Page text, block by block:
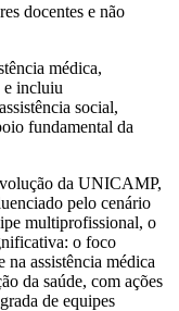
docentes e não
médica,
e incluiu
social,
fundamental da
da UNICAMP,
pelo cenário
multiprofissional, o
o foco
assistência médica
da saúde, com ações
de equipes